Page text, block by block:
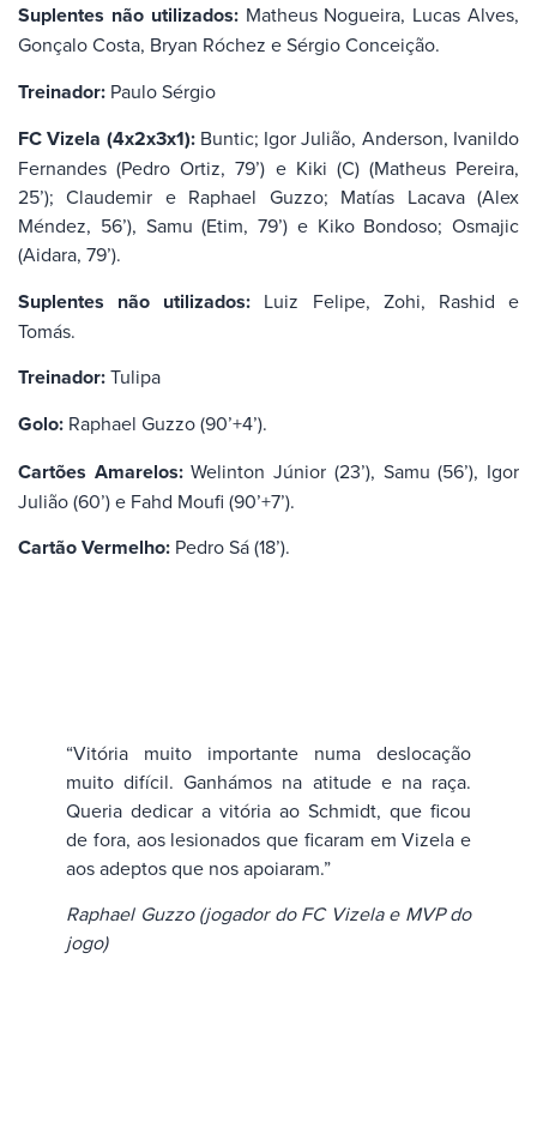
Suplentes não utilizados:Matheus Nogueira, Lucas Alves,
Gonçalo Costa, Bryan Róchez e Sérgio Conceição.
Treinador: Paulo Sérgio
FC Vizela (4x2x3x1):Buntic; Igor Julião, Anderson, Ivanildo
Fernandes (Pedro Ortiz, 79’) e Kiki (C) (Matheus Pereira,
25’); Claudemir e Raphael Guzzo; Matías Lacava (Alex
Méndez, 56’), Samu (Etim, 79’) e Kiko Bondoso; Osmajic
(Aidara, 79’).
Suplentes não utilizados: Luiz Felipe, Zohi, Rashid e
Tomás.
Treinador:Tulipa
Golo: Raphael Guzzo (90’+4’).
Cartões Amarelos:Welinton Júnior (23’), Samu (56’), Igor
Julião (60’) e Fahd Moufi (90’+7’).
Cartão Vermelho: Pedro Sá (18’).
“Vitória muito importante numa deslocação
muito difícil. Ganhámos na atitude e na raça.
Queria dedicar a vitória ao Schmidt, que ficou
de fora, aos lesionados que ficaram em Vizela e
aos adeptos que nos apoiaram.”
Raphael Guzzo (jogador do FC Vizela e MVP do
jogo)